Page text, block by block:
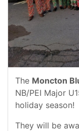
The Moncton
NB/PEI Major
holiday season!
They will be